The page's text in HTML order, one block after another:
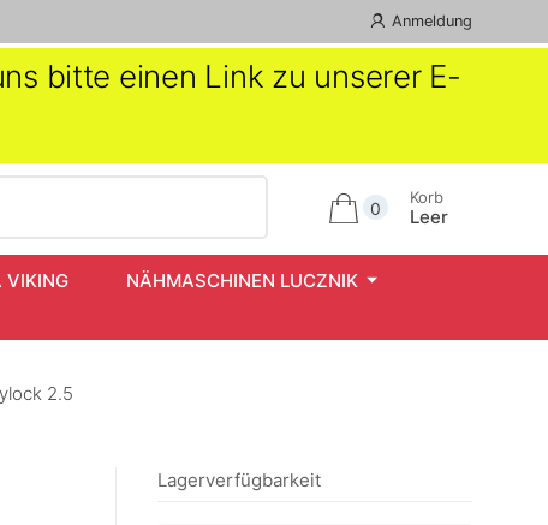
Anmeldung
bitte einen Link zu unserer E-
0
Korb
Leer
VIKING
NÄHMASCHINEN LUCZNIK
2.5
Lagerverfügbarkeit